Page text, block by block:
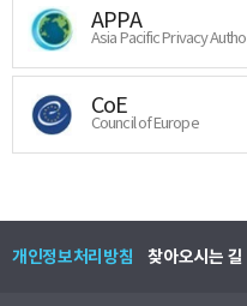
APPA
Asia Pacific Privacy
CoE
Council of Europe
개인정보처리방침 찾아오시는 길